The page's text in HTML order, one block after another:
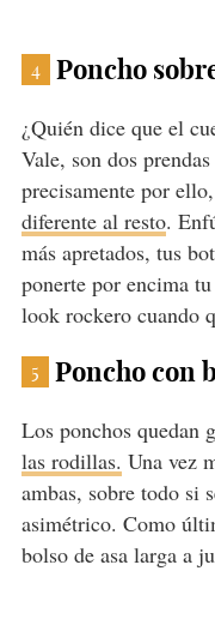
4 Poncho
¿Quién dice que el
Vale, son dos
precisamente por
diferente al resto.
más apretados, tus
ponerte por encima
look rockero cuando
5 Poncho con
Los ponchos quedan
las rodillas. Una vez
ambas, sobre todo si
asimétrico. Como
bolso de asa larga a